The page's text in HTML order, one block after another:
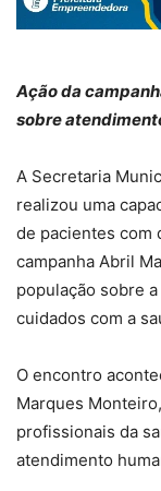
Ação da
sobre
A Secretaria
realizou uma
de pacientes com
campanha Abril
população sobre
cuidados com a
O encontro
Marques
profissionais da
atendimento